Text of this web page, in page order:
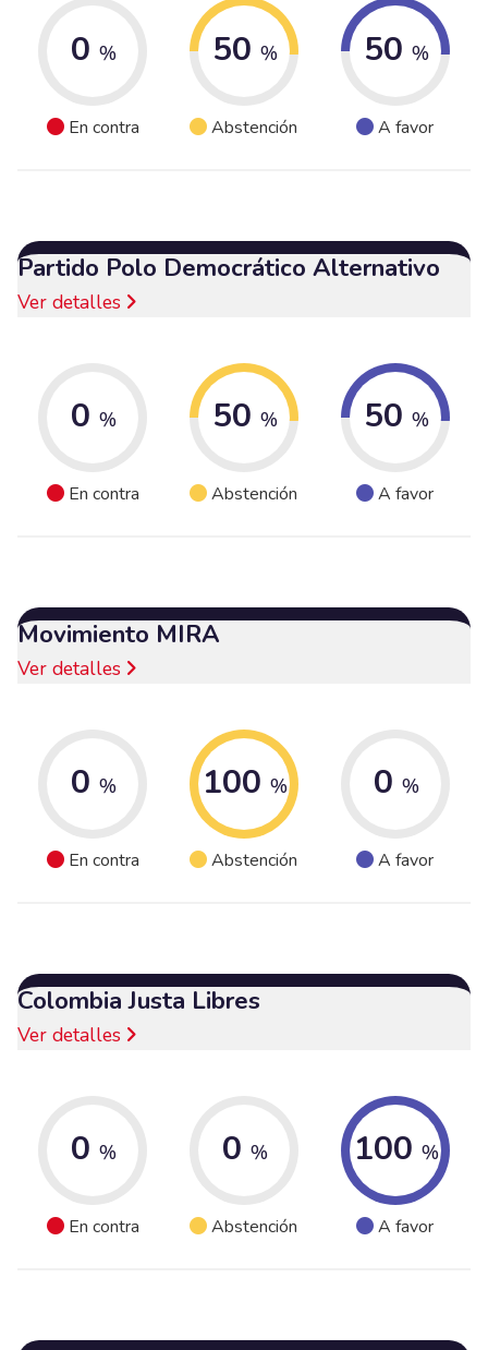
0 %
En contra
50 %
Abstención
50 %
A favor
Partido Polo Democrático Alternativo
Ver detalles
0 %
En contra
50 %
Abstención
50 %
A favor
Movimiento MIRA
Ver detalles
0 %
En contra
100 %
Abstención
0 %
A favor
Colombia Justa Libres
Ver detalles
0 %
En contra
0 %
Abstención
100 %
A favor